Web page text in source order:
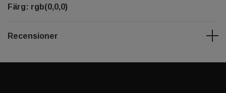
Färg: rgb(0,0,0)
Recensioner